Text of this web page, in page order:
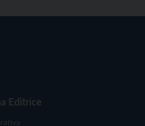
Editrice